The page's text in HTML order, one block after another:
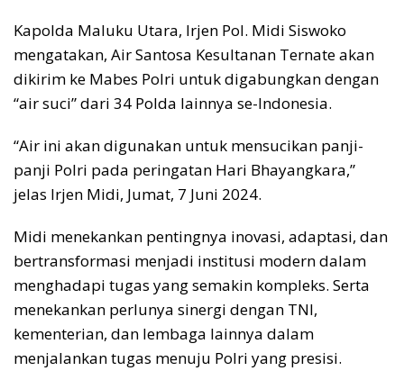
Kapolda Maluku Utara, Irjen Pol. Midi Siswoko
mengatakan, Air Santosa Kesultanan Ternate akan
dikirim ke Mabes Polri untuk digabungkan dengan
“air suci” dari 34 Polda lainnya se-Indonesia.
“Air ini akan digunakan untuk mensucikan panji-
panji Polri pada peringatan Hari Bhayangkara,”
jelas Irjen Midi, Jumat, 7 Juni 2024.
Midi menekankan pentingnya inovasi, adaptasi, dan
bertransformasi menjadi institusi modern dalam
menghadapi tugas yang semakin kompleks. Serta
menekankan perlunya sinergi dengan TNI,
kementerian, dan lembaga lainnya dalam
menjalankan tugas menuju Polri yang presisi.